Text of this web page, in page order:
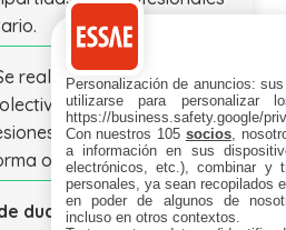
realizarán tutorías
para resolver
son voluntarias y se
online.
dudas:Siempre que lo
Personalización de anuncios:
utilizarse para personalizar
https://business.safety.google/
Con nuestros 105 socios,
a información en sus
electrónicos, etc.), combinar y
personales, ya sean recopilados
en poder de algunos de
incluso en otros contextos.